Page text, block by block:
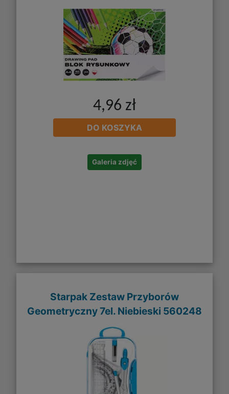
4,96 zł
DO KOSZYKA
Galeria zdjęć
Starpak Zestaw Przyborów
Geometryczny 7el. Niebieski 560248